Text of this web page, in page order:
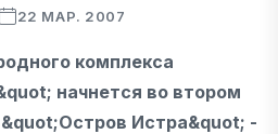
22 МАР. 2007
комплекса
начнется во втором
Истра&quot; -